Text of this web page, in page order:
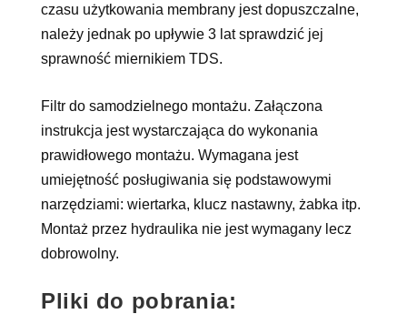
czasu użytkowania membrany jest dopuszczalne,
należy jednak po upływie 3 lat sprawdzić jej
sprawność miernikiem TDS.
Filtr do samodzielnego montażu. Załączona
instrukcja jest wystarczająca do wykonania
prawidłowego montażu. Wymagana jest
umiejętność posługiwania się podstawowymi
narzędziami: wiertarka, klucz nastawny, żabka itp.
Montaż przez hydraulika nie jest wymagany lecz
dobrowolny.
Pliki do pobrania: